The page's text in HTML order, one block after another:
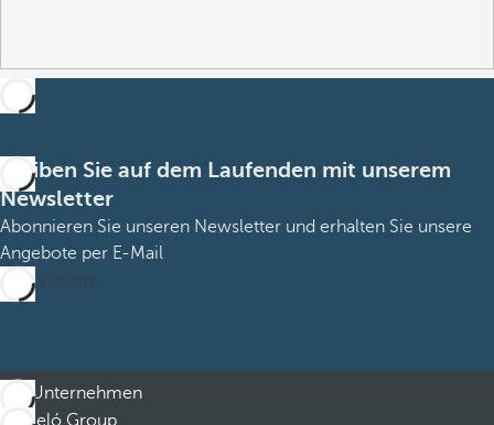
Bleiben Sie auf dem Laufenden mit unserem
Newsletter
Abonnieren Sie unseren Newsletter und erhalten Sie unsere
Angebote per E-Mail
Abonnieren
Unternehmen
Barceló Group